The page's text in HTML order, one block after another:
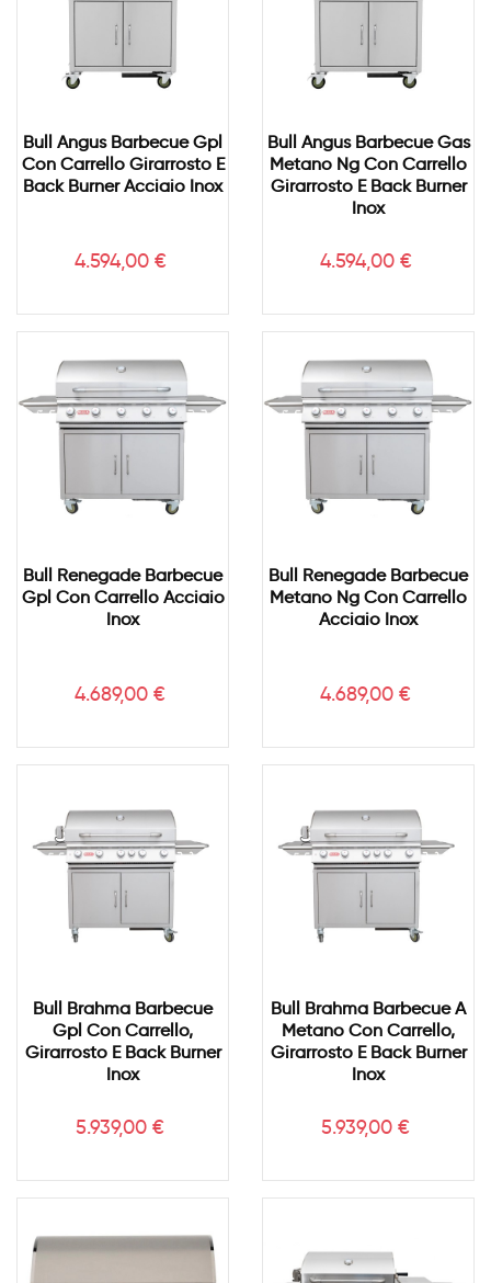
Bull Angus Barbecue Gpl
Con Carrello Girarrosto E
Back Burner Acciaio Inox
Prezzo
4.594,00 €
Bull Angus Barbecue Gas
Metano Ng Con Carrello
Girarrosto E Back Burner
Inox
Prezzo
4.594,00 €
Bull Renegade Barbecue
Gpl Con Carrello Acciaio
Inox
Prezzo
4.689,00 €
Bull Renegade Barbecue
Metano Ng Con Carrello
Acciaio Inox
Prezzo
4.689,00 €
Bull Brahma Barbecue
Gpl Con Carrello,
Girarrosto E Back Burner
Inox
Prezzo
5.939,00 €
Bull Brahma Barbecue A
Metano Con Carrello,
Girarrosto E Back Burner
Inox
Prezzo
5.939,00 €